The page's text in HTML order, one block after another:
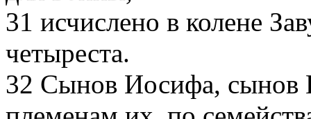
31 исчислено в колене
четыреста.
32 Сынов Иосифа, сынов